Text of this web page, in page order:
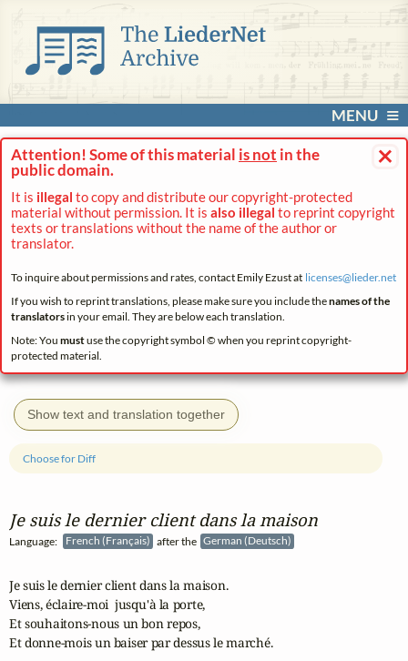
MENU
×
Attention! Some of this material is not in the
public domain.
It is illegal to copy and distribute our copyright-protected
material without permission. It is also illegal to reprint copyright
texts or translations without the name of the author or
translator.
To inquire about permissions and rates, contact Emily Ezust at licenses@lieder.net
If you wish to reprint translations, please make sure you include thenames of the
translatorsin your email. They are below each translation.
Note: You mustuse the copyright symbol © when you reprint copyright-
protected material.
Show text and translation together
Je suis le dernier client dans la maison
Language: French (Français) after the German (Deutsch)
Choose for Diff
Je suis le dernier client dans la maison.
Viens, éclaire-moi  jusqu'à la porte,
Et souhaitons-nous un bon repos,
Et donne-mois un baiser par dessus le marché.